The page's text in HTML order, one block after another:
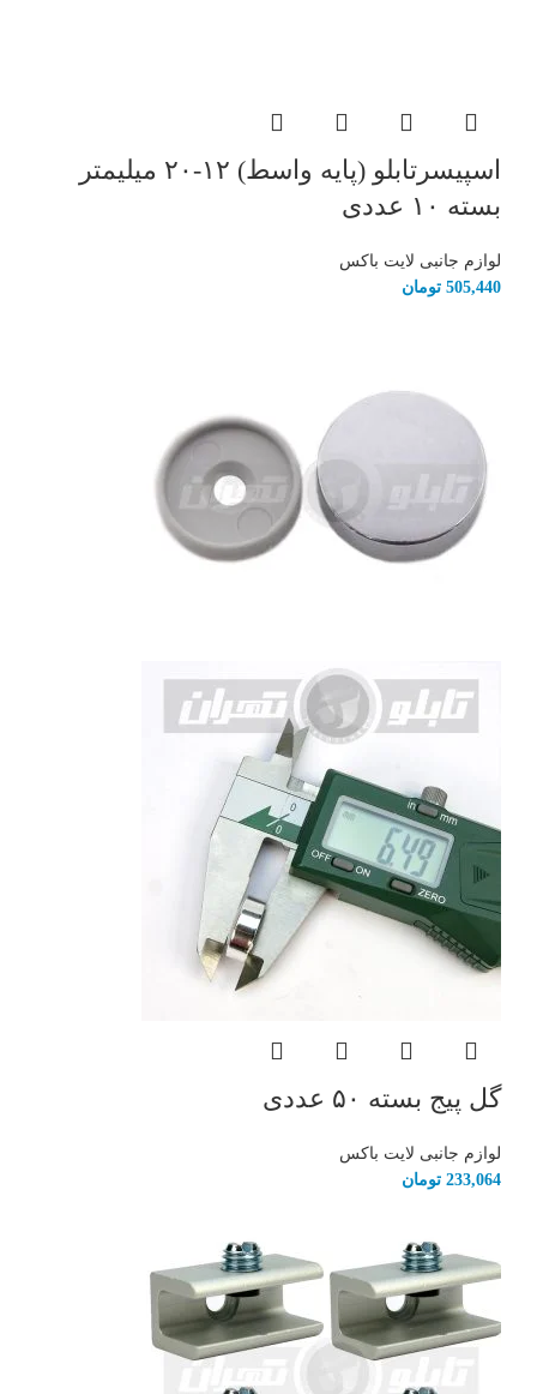
اسپیسرتابلو (پایه واسط) ۱۲-۲۰ میلیمتر
بسته ۱۰ عددی
لوازم جانبی لایت باکس
505,440 تومان
گل پیج بسته ۵۰ عددی
لوازم جانبی لایت باکس
233,064 تومان